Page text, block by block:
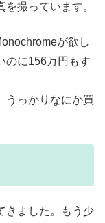
撮っています。
が欲し
のに156万円もす
うっかりなにか買
きました。もう少